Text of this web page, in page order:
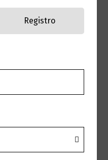
Ray Bradbury
Registro